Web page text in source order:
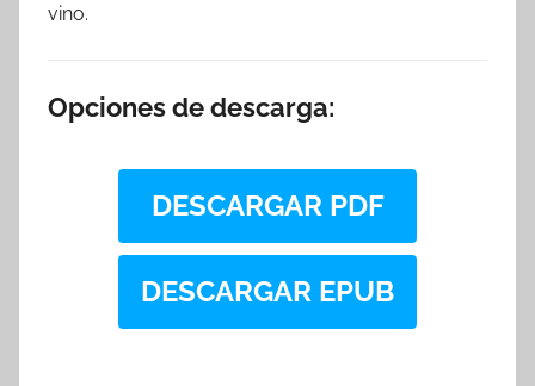
vino.
Opciones de descarga:
DESCARGAR PDF
DESCARGAR EPUB